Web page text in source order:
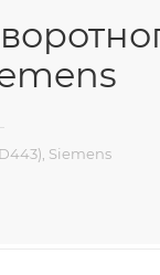
Siemens